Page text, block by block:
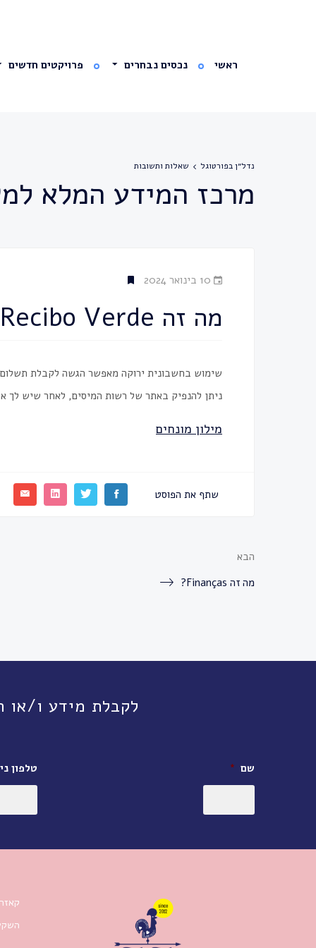
ראשי נכסים נבחרים פרויקטים חדשים
נדל״ן בפורטוגל שאלות ותשובות
מרכז המידע המלא
10 בינואר 2024
מה זה Recibo Verde?
שימוש בחשבונית ירוקה מאפשר הגשה לקבלת
ניתן להנפיק באתר של רשות המיסים, לאחר שיש לך
מילון מונחים
שתף את הפוסט
הבא
מה זה Finanças?
לקבלת מידע ו/או תיאום פגישה,
שם * טלפון